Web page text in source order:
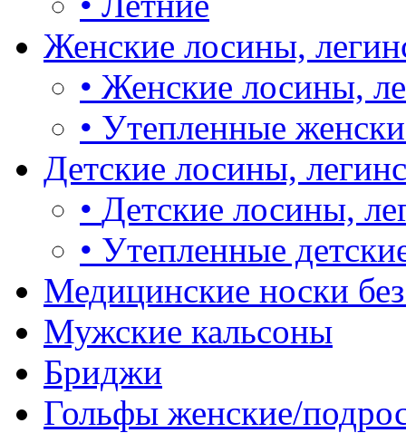
Женские лосины,
• Женские лосины,
• Утепленные
Детские лосины,
• Детские лосины,
• Утепленные
Медицинские носки
Мужские кальсоны
Бриджи
Гольфы женские/